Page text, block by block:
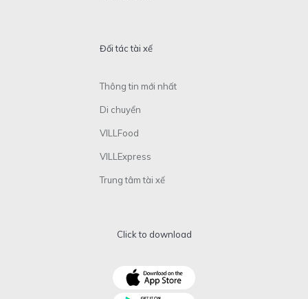
Đối tác tài xế
Thông tin mới nhất
Di chuyển
VILLFood
VILLExpress
Trung tâm tài xế
Click to download